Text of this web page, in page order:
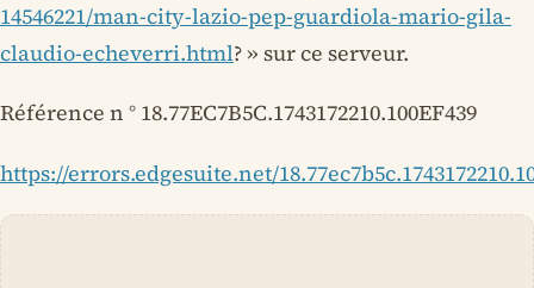
14546221/man-city-lazio-pep-guardiola-mario-gila-
claudio-echeverri.html? » sur ce serveur.
Référence n ° 18.77EC7B5C.1743172210.100EF439
https://errors.edgesuite.net/